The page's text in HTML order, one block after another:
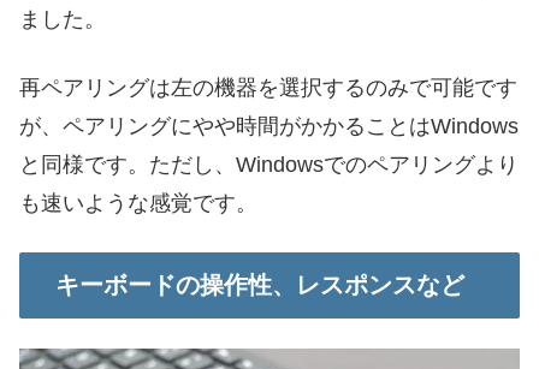
ました。
再ペアリングは左の機器を選択するのみで可能です
が、ペアリングにやや時間がかかることはWindows
と同様です。ただし、Windowsでのペアリングより
も速いような感覚です。
キーボードの操作性、レスポンスなど